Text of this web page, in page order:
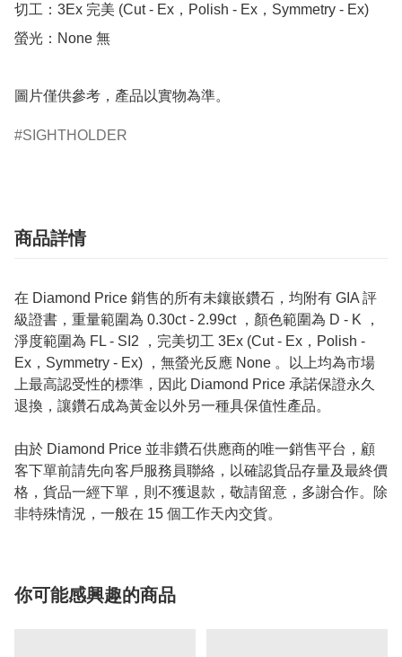
切工：3Ex 完美 (Cut - Ex，Polish - Ex，Symmetry - Ex)
螢光：None 無
圖片僅供參考，產品以實物為準。
SIGHTHOLDER
商品詳情
在 Diamond Price 銷售的所有未鑲嵌鑽石，均附有 GIA 評
級證書，重量範圍為 0.30ct - 2.99ct ，顏色範圍為 D - K ，
淨度範圍為 FL - SI2 ，完美切工 3Ex (Cut - Ex，Polish -
Ex，Symmetry - Ex) ，無螢光反應 None 。以上均為市場
上最高認受性的標準，因此 Diamond Price 承諾保證永久
退換，讓鑽石成為黃金以外另一種具保值性產品。
由於 Diamond Price 並非鑽石供應商的唯一銷售平台，顧
客下單前請先向客戶服務員聯絡，以確認貨品存量及最終價
格，貨品一經下單，則不獲退款，敬請留意，多謝合作。除
非特殊情況，一般在 15 個工作天內交貨。
你可能感興趣的商品